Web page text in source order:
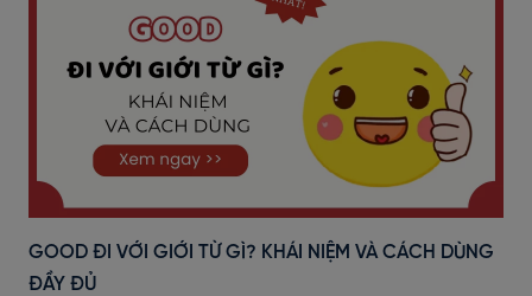
GOOD ĐI VỚI GIỚI TỪ GÌ? KHÁI NIỆM VÀ CÁCH DÙNG
ĐẦY ĐỦ